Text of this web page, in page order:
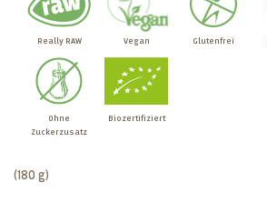
Really RAW Vegan Glutenfrei
Ohne
Zuckerzusatz
Biozertifiziert
(180 g)